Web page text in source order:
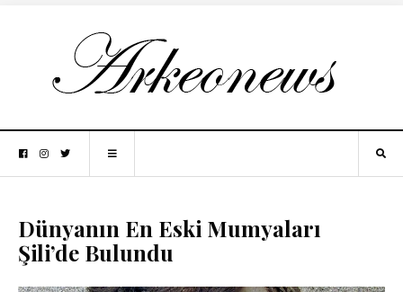
Dünyanın En Eski Mumyaları
Şili’de Bulundu